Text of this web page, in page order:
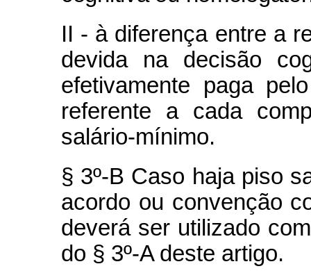
II - à diferença entre a
devida na decisão
efetivamente paga
referente a cada
salário-mínimo.
§ 3º-B Caso haja piso
acordo ou convenção
deverá ser utilizado
do § 3º-A deste artigo.